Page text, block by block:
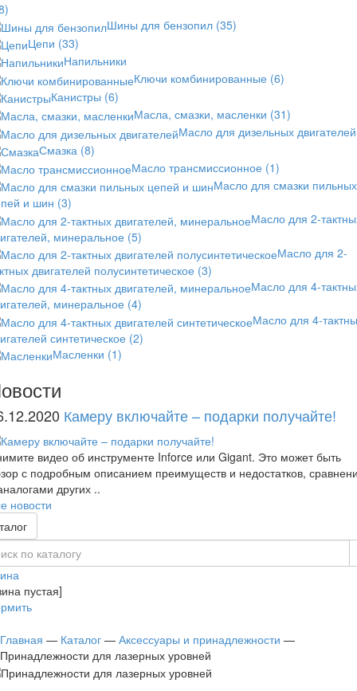
Шины для бензопил (35)
Цепи (33)
Напильники
Ключи комбинированные (6)
Канистры (6)
Масла, смазки, масленки (31)
Масло для дизельных двигателей
Смазка (8)
Масло трансмиссионное (1)
Масло для смазки пильных
и шин (3)
Масло для 2-
минеральное (5)
Масло для 2-
двигателей полусинтетическое (3)
Масло для 4-
минеральное (4)
Масло для 4-
синтетическое (2)
Масленки (1)
Камеру включайте – подарки получайте!
видео об инструменте Inforce или Gigant. Это может быть
с подробным описанием преимуществ и недостатков,
других ..
новости
пустая]
Главная — Каталог — Аксессуары и принадлежности —
Принадлежности для лазерных уровней